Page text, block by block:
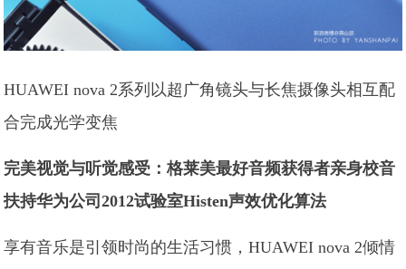
HUAWEI nova 2系列以超广角镜头与长焦摄像头相互配
合完成光学变焦
完美视觉与听觉感受：格莱美最好音频获得者亲身校音
扶持华为公司2012试验室Histen声效优化算法
享有音乐是引领时尚的生活习惯，HUAWEI nova 2倾情